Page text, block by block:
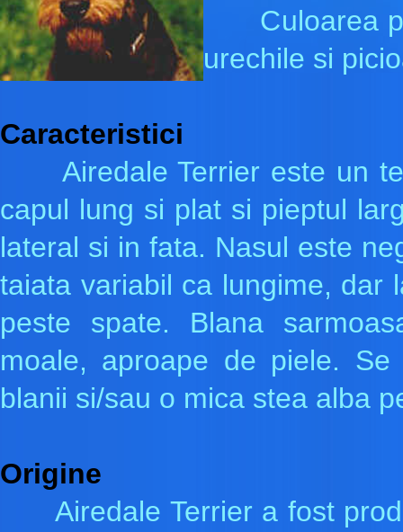
Culoarea
urechile si
Caracteristici
Airedale Terrier este un
capul lung si plat si pieptul
lateral si in fata. Nasul este
taiata variabil ca lungime, dar
peste spate. Blana
moale, aproape de piele.
blanii si/sau o mica stea alba
Origine
Airedale Terrier a fost